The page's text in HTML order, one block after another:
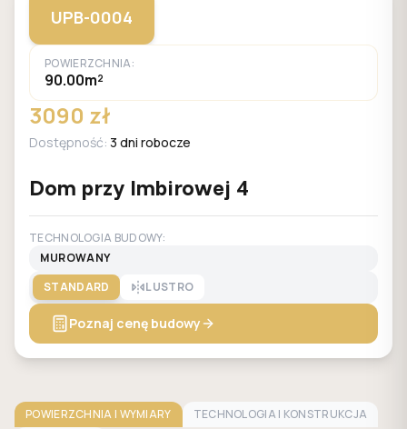
UPB-0004
POWIERZCHNIA:
90.00m²
3090 zł
Dostępność: 3 dni robocze
Dom przy Imbirowej 4
TECHNOLOGIA BUDOWY:
MUROWANY
STANDARD
LUSTRO
Poznaj cenę budowy
POWIERZCHNIA I WYMIARY
TECHNOLOGIA I KONSTRUKCJA